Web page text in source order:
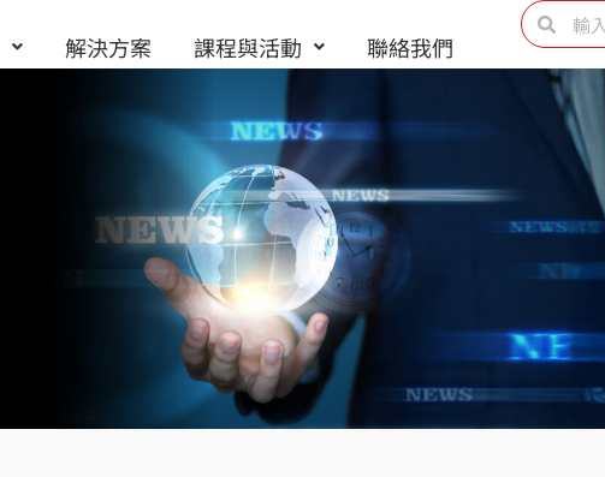
解決方案 課程與活動 聯絡我們
搜
尋 尋